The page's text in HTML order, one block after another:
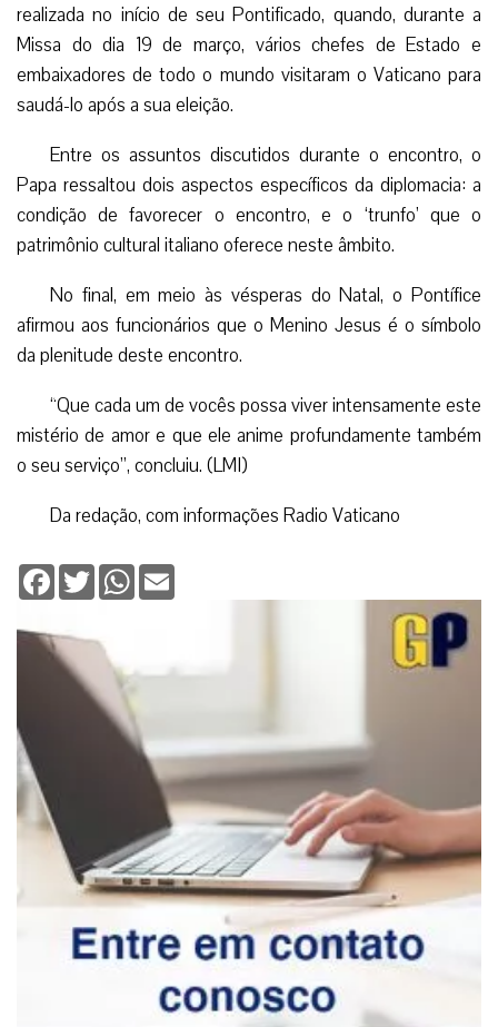
realizada no início de seu Pontificado, quando, durante a
Missa do dia 19 de março, vários chefes de Estado e
embaixadores de todo o mundo visitaram o Vaticano para
saudá-lo após a sua eleição.
Entre os assuntos discutidos durante o encontro, o
Papa ressaltou dois aspectos específicos da diplomacia: a
condição de favorecer o encontro, e o ‘trunfo’ que o
patrimônio cultural italiano oferece neste âmbito.
No final, em meio às vésperas do Natal, o Pontífice
afirmou aos funcionários que o Menino Jesus é o símbolo
da plenitude deste encontro.
“Que cada um de vocês possa viver intensamente este
mistério de amor e que ele anime profundamente também
o seu serviço”, concluiu. (LMI)
Da redação, com informações Radio Vaticano
Facebook
TwitterWhatsApp